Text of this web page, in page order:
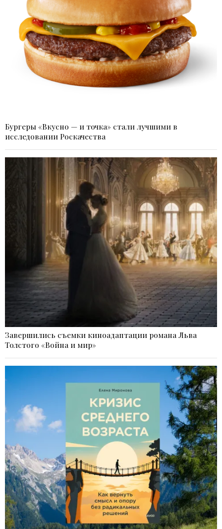
Бургеры «Вкусно — и точка» стали лучшими в
исследовании Роскачества
Завершились съемки киноадаптации романа Льва
Толстого «Война и мир»